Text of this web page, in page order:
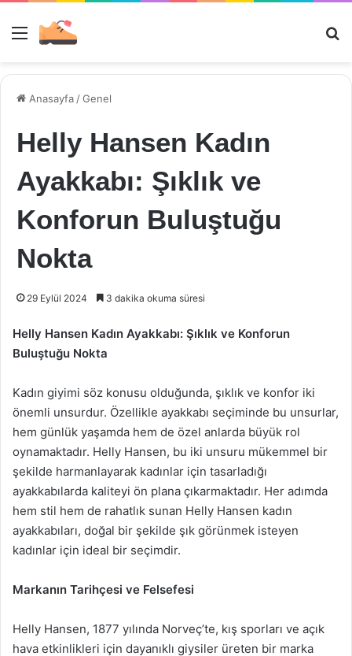
Menü
Anasayfa /Genel
Helly Hansen Kadın
Ayakkabı: Şıklık ve
Konforun Buluştuğu
Nokta
29 Eylül 2024 3 dakika okuma süresi
Helly Hansen Kadın Ayakkabı: Şıklık ve Konforun
Buluştuğu Nokta
Kadın giyimi söz konusu olduğunda, şıklık ve konfor iki
önemli unsurdur. Özellikle ayakkabı seçiminde bu unsurlar,
hem günlük yaşamda hem de özel anlarda büyük rol
oynamaktadır. Helly Hansen, bu iki unsuru mükemmel bir
şekilde harmanlayarak kadınlar için tasarladığı
ayakkabılarda kaliteyi ön plana çıkarmaktadır. Her adımda
hem stil hem de rahatlık sunan Helly Hansen kadın
ayakkabıları, doğal bir şekilde şık görünmek isteyen
kadınlar için ideal bir seçimdir.
Markanın Tarihçesi ve Felsefesi
Helly Hansen, 1877 yılında Norveç’te, kış sporları ve açık
hava etkinlikleri için dayanıklı giysiler üreten bir marka